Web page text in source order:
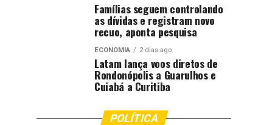
Famílias seguem controlando
as dívidas e registram novo
recuo, aponta pesquisa
ECONOMIA 2 dias ago
Latam lança voos diretos de
Rondonópolis a Guarulhos e
Cuiabá a Curitiba
POLÍTICA